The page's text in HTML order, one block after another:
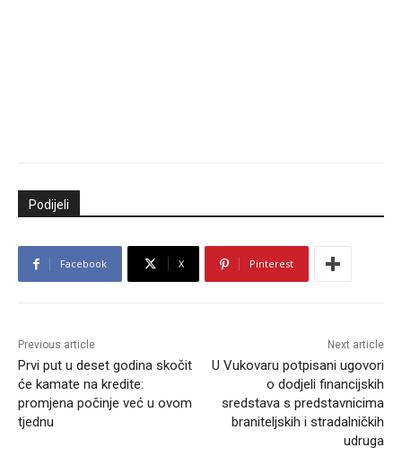
Podijeli
Facebook X Pinterest
Previous article
Prvi put u deset godina skočit
će kamate na kredite:
promjena počinje već u ovom
tjednu
Next article
U Vukovaru potpisani ugovori
o dodjeli financijskih
sredstava s predstavnicima
braniteljskih i stradalničkih
udruga